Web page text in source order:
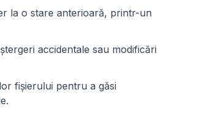
la o stare anterioară, printr-un
accidentale sau modificări
fișierului pentru a găsi